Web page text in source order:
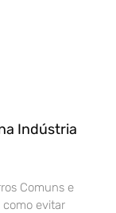
Indústria
Comuns e
como evitar